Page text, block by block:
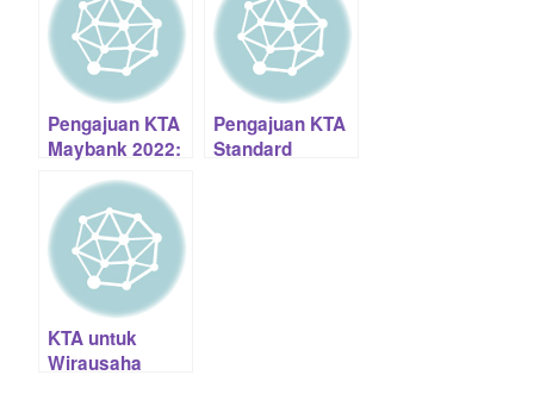
Pengajuan KTA
Maybank 2022:
Bunga / Proses /
Syarat / Apply
online
Pengajuan KTA
Standard
KTA untuk
Wirausaha